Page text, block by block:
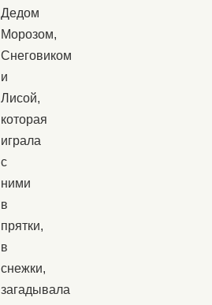
Дедом
Морозом,
Снеговиком
и
Лисой,
которая
играла
с
ними
в
прятки,
в
снежки,
загадывала